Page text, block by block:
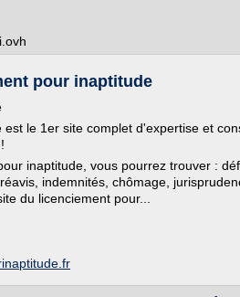
pour inaptitude
le 1er site complet d'expertise et
inaptitude, vous pourrez trouver :
indemnités, chômage,
du licenciement pour...